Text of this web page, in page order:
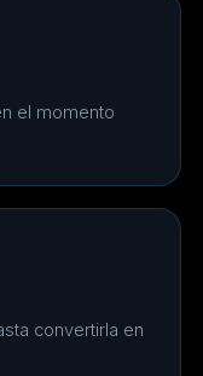
el momento
convertirla en